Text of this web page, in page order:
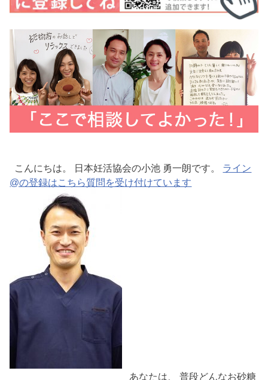
こんにちは。 日本妊活協会の小池 勇一朗です。 ライン
@の登録はこちら質問を受け付けています
あなたは、 普段どんなお砂糖